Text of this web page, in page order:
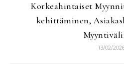
Korkeahintaiset
kehittäminen,
13/02/